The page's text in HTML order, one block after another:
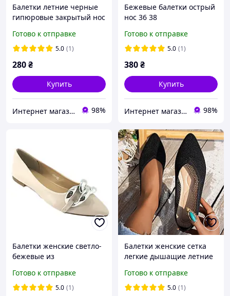
Балетки летние черные
гипюровые закрытый нос
Готово к отправке
5.0 (1)
280₴
Купить
Интернет магазин "Ножки в одежке" 98%
Бежевые балетки острый
нос 36 38
Готово к отправке
5.0 (1)
380₴
Купить
Интернет магазин "Ножки в одежке" 98%
Балетки женские светло-
бежевые из
УЦЕНЕНЫ размер 37
Готово к отправке
5.0 (1)
Балетки женские сетка
легкие дышащие летние
удобные повседневные
Готово к отправке
5.0 (1)